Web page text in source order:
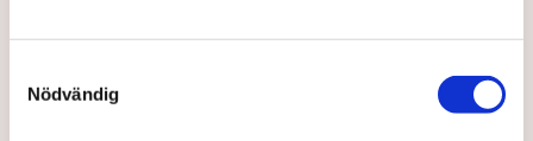
Nödvändig
riksdagen att ingå prissäkringsavtal i form av